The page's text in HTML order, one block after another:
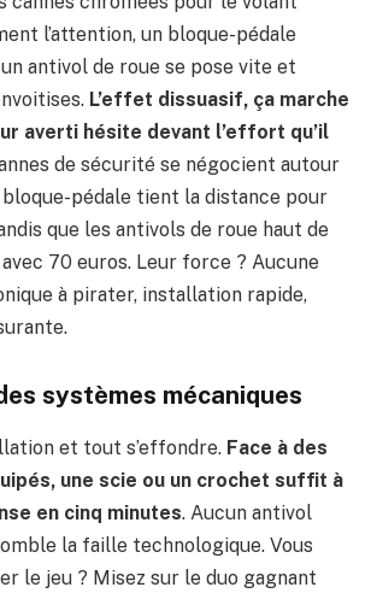
l’attention, un bloque-pédale
antivol de roue se pose vite et
L’effet dissuasif, ça marche
averti hésite devant l’effort qu’il
de sécurité se négocient autour
bloque-pédale tient la distance pour
que les antivols de roue haut de
70 euros. Leur force ? Aucune
à pirater, installation rapide,
systèmes mécaniques
et tout s’effondre. Face à des
une scie ou un crochet suffit à
en cinq minutes. Aucun antivol
la faille technologique. Vous
le jeu ? Misez sur le duo gagnant